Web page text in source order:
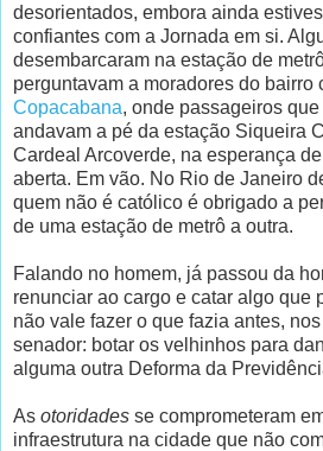
desorientados, embora ainda
confiantes com a Jornada em si.
desembarcaram na estação de
perguntavam a moradores do bairro
Copacabana, onde passageiros
andavam a pé da estação Siqueira
Cardeal Arcoverde, na esperança
aberta. Em vão. No Rio de Janeiro
quem não é católico é obrigado a
de uma estação de metrô a outra.
Falando no homem, já passou da
renunciar ao cargo e catar algo que
não vale fazer o que fazia antes,
senador: botar os velhinhos para
alguma outra Deforma da
As otoridades se comprometeram
infraestrutura na cidade que não